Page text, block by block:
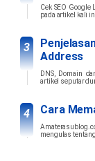
Cek SEO
pada artikel kali
Address
DNS, Domain
artikel seputar
Cara
mengulas